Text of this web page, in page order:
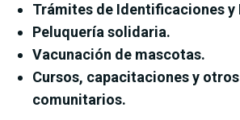
Trámites de Identificaciones y
Peluquería solidaria.
Vacunación de mascotas.
Cursos, capacitaciones y
comunitarios.